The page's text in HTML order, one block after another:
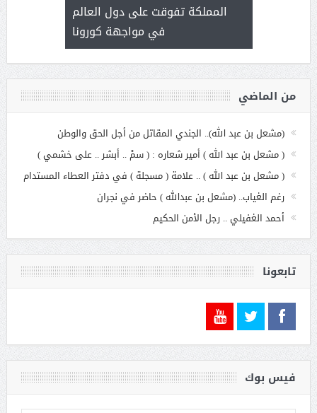
بنت
المملكة تفوقت على دول العالم
في مواجهة كورونا
من الماضي
(مشعل بن عبد الله).. الجندي المقاتل من أجل الحق والوطن
( مشعل بن عبد الله ) أمير شعاره : ( سمْ .. أبشر .. على خشمي )
( مشعل بن عبد الله ) .. علامة ( مسجلة ) في دفتر العطاء المستدام
رغم الغياب.. (مشعل بن عبدالله ) حاضر في نجران
أحمد الغفيلي .. رجل الأمن الحكيم
تابعونا
فيس بوك